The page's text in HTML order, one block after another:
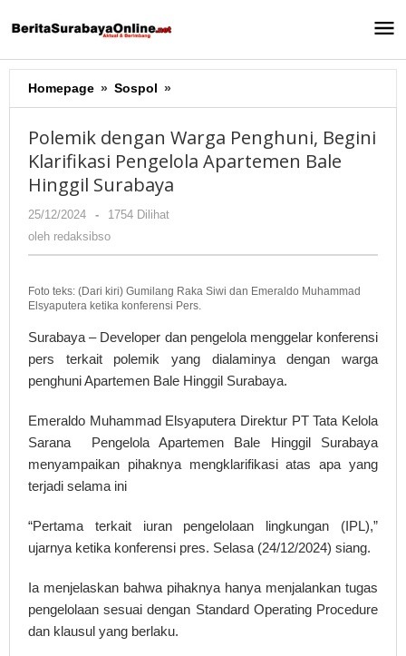
ke
Homepage » Sospol »
dengan
Penghuni,
Begini
Hinggil
Polemik dengan Warga Penghuni, Begini
Klarifikasi Pengelola Apartemen Bale
Hinggil Surabaya
25/12/2024
oleh
redaksibso
-
1754 Dilihat
oleh redaksibso
Foto teks: (Dari kiri) Gumilang Raka Siwi dan Emeraldo Muhammad
Elsyaputera ketika konferensi Pers.
Surabaya – Developer dan pengelola menggelar konferensi
pers terkait polemik yang dialaminya dengan warga
penghuni Apartemen Bale Hinggil Surabaya.
Emeraldo Muhammad Elsyaputera Direktur PT Tata Kelola
Sarana Pengelola Apartemen Bale Hinggil Surabaya
menyampaikan pihaknya mengklarifikasi atas apa yang
terjadi selama ini
“Pertama terkait iuran pengelolaan lingkungan (IPL),”
ujarnya ketika konferensi pres. Selasa (24/12/2024) siang.
Ia menjelaskan bahwa pihaknya hanya menjalankan tugas
pengelolaan sesuai dengan Standard Operating Procedure
dan klausul yang berlaku.